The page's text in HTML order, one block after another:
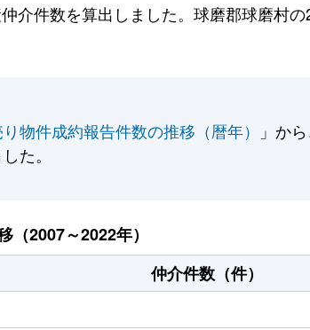
介件数を算出しました。球磨郡球磨村
物件成約報告件数の推移（暦年）
」か
た。
（2007～2022年）
仲介件数（件）